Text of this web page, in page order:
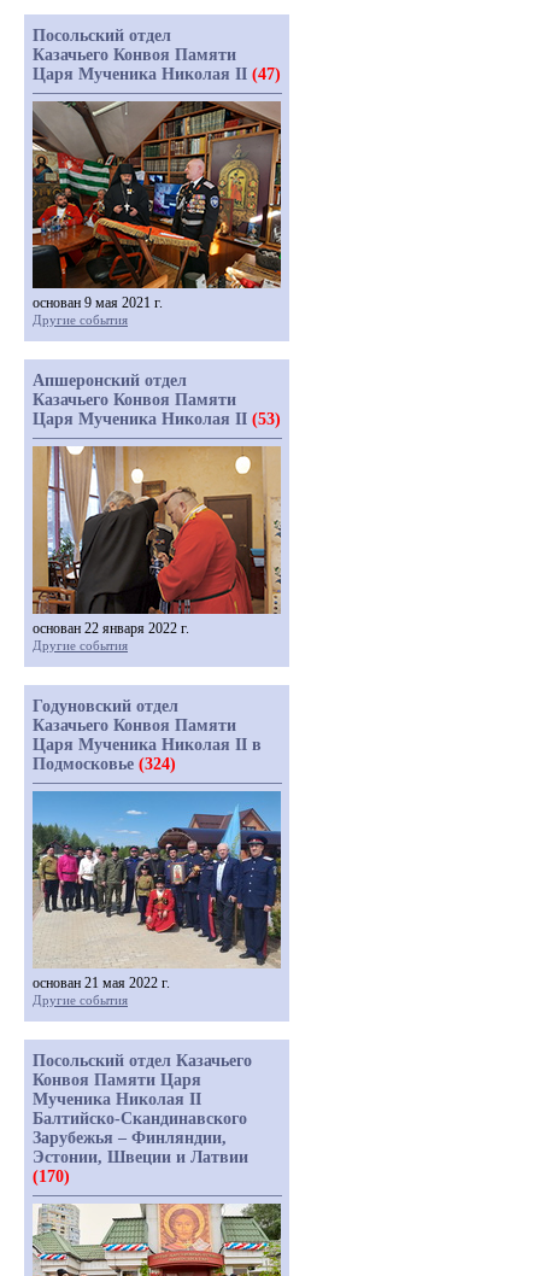
Посольский отдел
Казачьего Конвоя Памяти
Царя Мученика Николая II (47)
основан 9 мая 2021 г.
Другие события
Апшеронский отдел
Казачьего Конвоя Памяти
Царя Мученика Николая II (53)
основан 22 января 2022 г.
Другие события
Годуновский отдел
Казачьего Конвоя Памяти
Царя Мученика Николая II в
Подмосковье (324)
основан 21 мая 2022 г.
Другие события
Посольский отдел Казачьего
Конвоя Памяти Царя
Мученика Николая II
Балтийско-Скандинавского
Зарубежья – Финляндии,
Эстонии, Швеции и Латвии
(170)